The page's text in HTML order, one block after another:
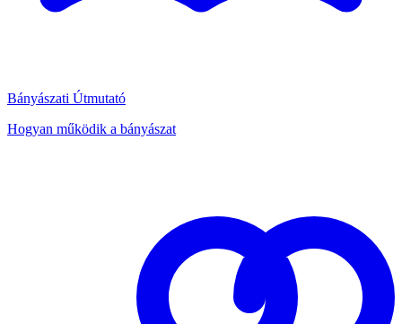
Bányászati Útmutató
Hogyan működik a bányászat